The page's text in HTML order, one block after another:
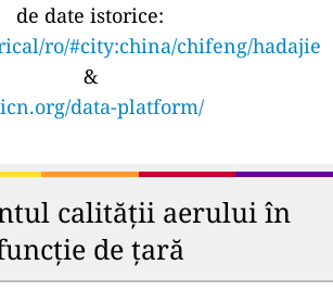
de date istorice:
ro/#city:china/chifeng/hadajie
&
data-platform/
calității aerului în
de țară